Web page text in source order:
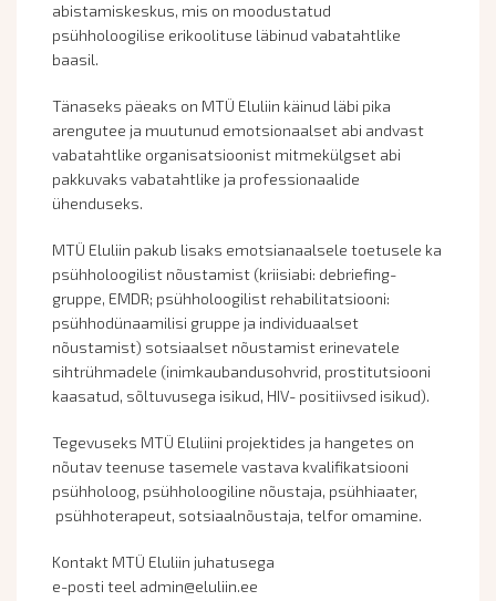
abistamiskeskus, mis on moodustatud
psühholoogilise erikoolituse läbinud vabatahtlike
baasil.
Tänaseks päeaks on MTÜ Eluliin käinud läbi pika
arengutee ja muutunud emotsionaalset abi andvast
vabatahtlike organisatsioonist mitmekülgset abi
pakkuvaks vabatahtlike ja professionaalide
ühenduseks.
MTÜ Eluliin pakub lisaks emotsianaalsele toetusele ka
psühholoogilist nõustamist (kriisiabi: debriefing-
gruppe, EMDR; psühholoogilist rehabilitatsiooni:
psühhodünaamilisi gruppe ja individuaalset
nõustamist) sotsiaalset nõustamist erinevatele
sihtrühmadele (inimkaubandusohvrid, prostitutsiooni
kaasatud, sõltuvusega isikud, HIV- positiivsed isikud).
Tegevuseks MTÜ Eluliini projektides ja hangetes on
nõutav teenuse tasemele vastava kvalifikatsiooni
psühholoog, psühholoogiline nõustaja, psühhiaater,
psühhoterapeut, sotsiaalnõustaja, telfor omamine.
Kontakt MTÜ Eluliin juhatusega
e-posti teel admin@eluliin.ee